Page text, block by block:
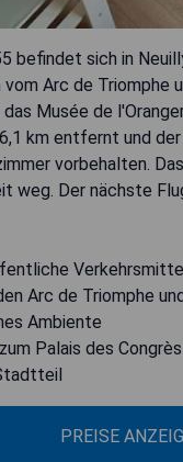
befindet sich in
Arc de
Musée de
km entfernt und
vorbehalten.
weg. Der nächste
Arc de Triomphe
Ambiente
Palais des Congrès
PREISE